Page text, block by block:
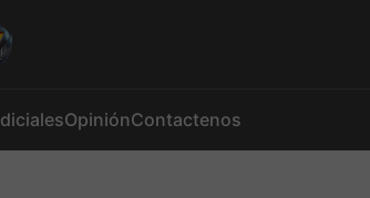
OpiniónContactenos